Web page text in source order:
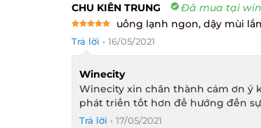
CHU KIÊN TRUNG Đã mua tại
out of 5
uống lạnh ngon, dậy mùi
Trả lời • 16/05/2021
Winecity
Winecity xin chân thành cảm ơn ý
phát triển tốt hơn để hướng đến
Trả lời • 17/05/2021